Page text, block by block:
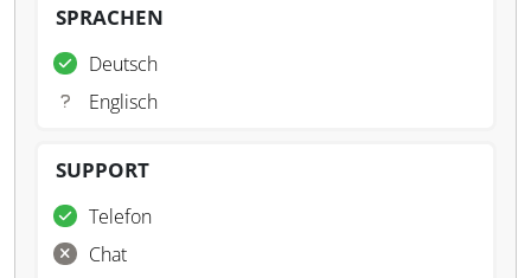
SPRACHEN
Deutsch
Englisch
SUPPORT
Telefon
Chat